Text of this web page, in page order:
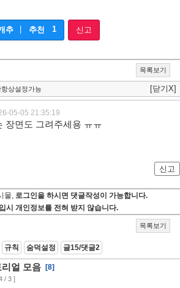
추 추천 1 신고
목록보기
상설정가능 [닫기X]
05-05 21:35:19
장면도 그려주세용 ㅠㅠ
신고
물, 로그인을 하시면 댓글작성이 가능합니다.
시 개인정보를 전혀 받지 않습니다.
목록보기
규칙 숨덕설정 글15/댓글2
얼 모음 [8]
/ 3 ]